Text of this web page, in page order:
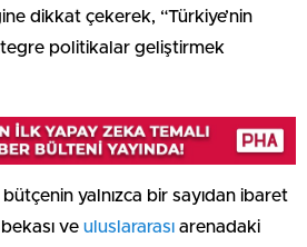
dikkat çekerek, “Türkiye’nin
politikalar geliştirmek
yalnızca bir sayıdan ibaret
bekası ve uluslararası arenadaki